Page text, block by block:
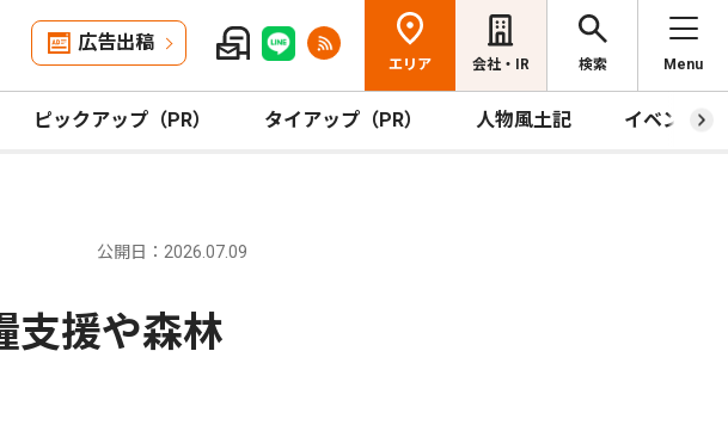
広告出稿
エリア 会社・IR 検索 Menu
ピックアップ（PR） タイアップ（PR） 人物風土記 イベント
公開日：2026.07.09
援や森林